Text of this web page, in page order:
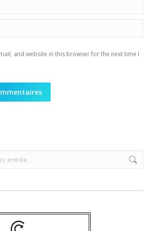
and website in this browser for the next time I